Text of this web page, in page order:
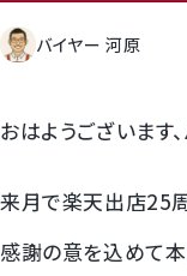
天使音（あまね）マ
バイヤー 河原
おはようございます
来月で楽天出店25周
感謝の意を込めて